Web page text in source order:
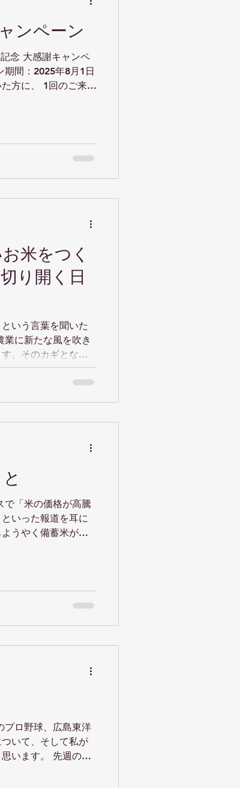
ンペーン
念 大感謝キャンペ
方に、 1回のご来店
米をつく
り開く日
いう言葉を聞いた
。そのカギとなる
る企業「SUISO...
いった報道を耳に
うやく備蓄米が入
プロ野球、広島東洋
いて、そして私が
。 先週の広